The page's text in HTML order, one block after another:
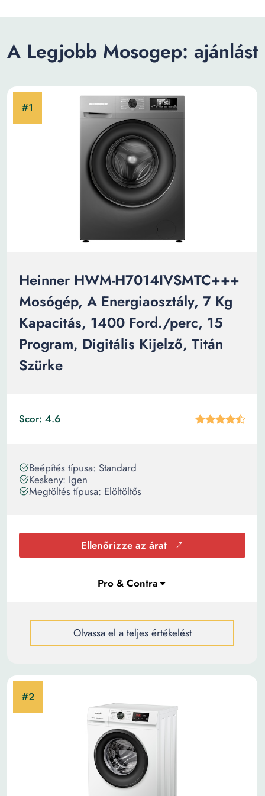
A Legjobb Mosogep: ajánlást
Heinner HWM-H7014IVSMTC+++
Mosógép, A Energiaosztály, 7 Kg
Kapacitás, 1400 Ford./perc, 15
Program, Digitális Kijelző, Titán
Szürke
Scor: 4.6
Beépítés típusa: Standard
Keskeny: Igen
Megtöltés típusa: Elöltöltős
Ellenőrizze az árat
Olvassa el a teljes értékelést